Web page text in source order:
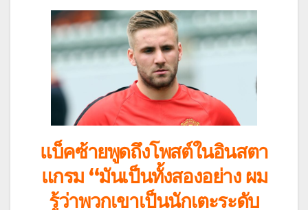
แบ็คซ้ายพูดถึงโพสต์ในอินสตา
แกรม “มันเป็นทั้งสองอย่าง ผม
รู้ว่าพวกเขาเป็นนักเตะระดับ